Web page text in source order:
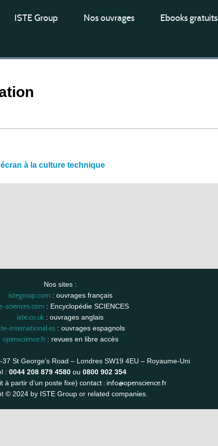
ISTE Group Nos ouvrages Ebooks gratuits
à la culture technique
Nos sites :
istegroup.com: ouvrages français
sciences.com: Encyclopédie SCIENCES
iste.co.uk : ouvrages anglais
international.es: ouvrages espagnols
openscience.fr: revues en libre accès
St George’s Road – Londres SW19 4EU – Royaume-Uni
: 0044 208 879 4580 ou 0800 902 354
à partir d’un poste fixe) contact : info@openscience.fr
© 2024 by ISTE Group or related companies.